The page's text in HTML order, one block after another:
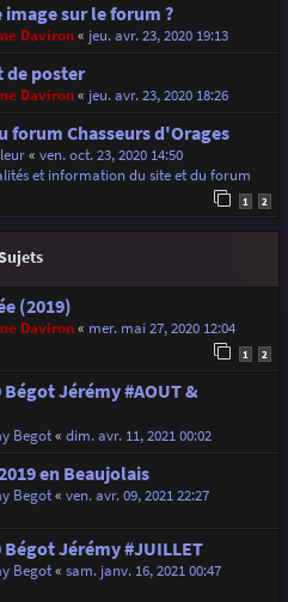
sur le forum ?
Daviron« jeu. avr. 23, 2020 19:13
de poster
Daviron« jeu. avr. 23, 2020 18:26
forum Chasseurs d'Orages
« ven. oct. 23, 2020 14:50
et information du site et du forum
1 2
(2019)
Daviron« mer. mai 27, 2020 12:04
1 2
Jérémy #AOUT &
Begot« dim. avr. 11, 2021 00:02
en Beaujolais
Begot« ven. avr. 09, 2021 22:27
Bégot Jérémy #JUILLET
Begot« sam. janv. 16, 2021 00:47